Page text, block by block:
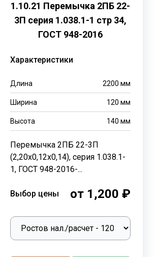
1.10.21 Перемычка 2ПБ 22-
3П серия 1.038.1-1 стр 34,
ГОСТ 948-2016
Характеристики
Длина 2200 мм
Ширина 120 мм
Высота 140 мм
Перемычка 2ПБ 22-3П
(2,20х0,12х0,14), серия 1.038.1-
1, ГОСТ 948-2016-...
Выбор цены от 1,200 ₽